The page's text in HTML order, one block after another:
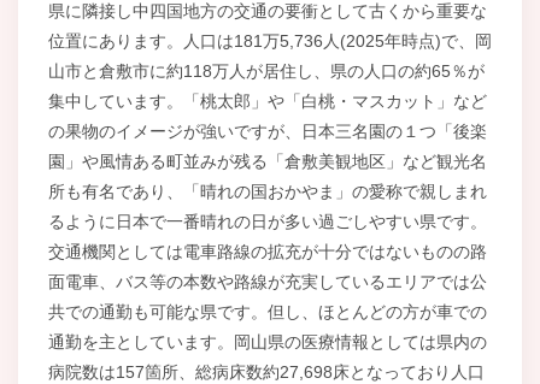
県に隣接し中四国地方の交通の要衝として古くから重要な
位置にあります。人口は181万5,736人(2025年時点)で、岡
山市と倉敷市に約118万人が居住し、県の人口の約65％が
集中しています。「桃太郎」や「白桃・マスカット」など
の果物のイメージが強いですが、日本三名園の１つ「後楽
園」や風情ある町並みが残る「倉敷美観地区」など観光名
所も有名であり、「晴れの国おかやま」の愛称で親しまれ
るように日本で一番晴れの日が多い過ごしやすい県です。
交通機関としては電車路線の拡充が十分ではないものの路
面電車、バス等の本数や路線が充実しているエリアでは公
共での通勤も可能な県です。但し、ほとんどの方が車での
通勤を主としています。岡山県の医療情報としては県内の
病院数は157箇所、総病床数約27,698床となっており人口